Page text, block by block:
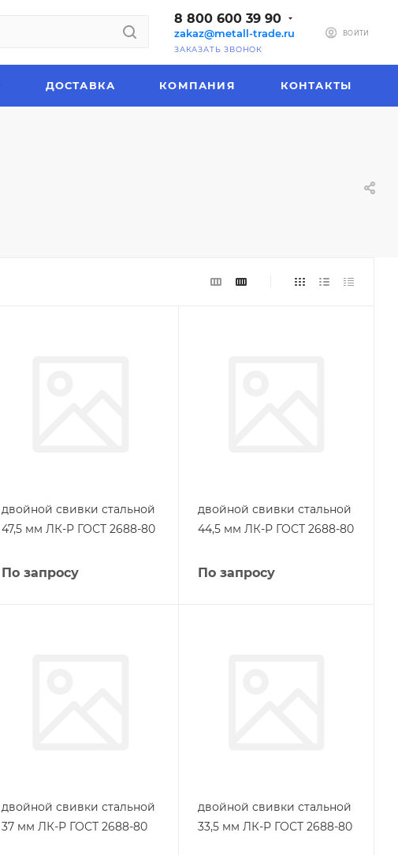
8 800 600 39 90
zakaz@metall-trade.ru
ЗАКАЗАТЬ ЗВОНОК
ВОЙТИ
ДОСТАВКА КОМПАНИЯ КОНТАКТЫ
двойной свивки стальной
47,5 мм ЛК-Р ГОСТ 2688-80
По запросу
двойной свивки стальной
44,5 мм ЛК-Р ГОСТ 2688-80
По запросу
двойной свивки стальной
37 мм ЛК-Р ГОСТ 2688-80
двойной свивки стальной
33,5 мм ЛК-Р ГОСТ 2688-80